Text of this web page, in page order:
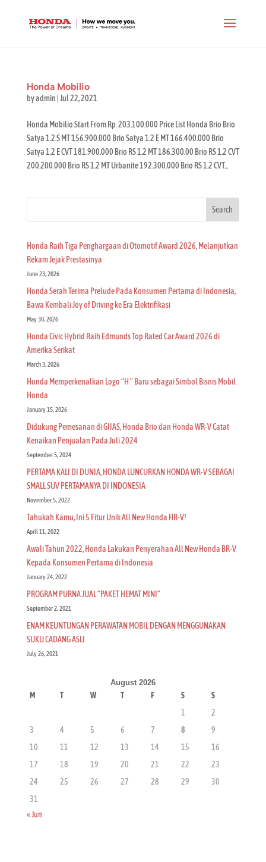
Honda Mobilio
byadmin Jul 22, 2021
Honda Mobilio Start From Rp. 203.100.000 Price List Honda Brio Brio
Satya 1.2 S MT 156.900.000 Brio Satya 1.2 E MT 166.400.000 Brio
Satya 1.2 E CVT 181.900.000 Brio RS 1.2 MT 186.300.00 Brio RS 1.2 CVT
200.200.000 Brio RS 1.2 MT Urbanite 192.300.000 Brio RS 1.2 CVT...
Search
Honda Raih Tiga Penghargaan di Otomotif Award 2026, Melanjutkan
Rekam Jejak Prestasinya
June 23, 2026
Honda Serah Terima Prelude Pada Konsumen Pertama di Indonesia,
Bawa Kembali Joy of Driving ke Era Elektrifikasi
May 30, 2026
Honda Civic Hybrid Raih Edmunds Top Rated Car Award 2026 di
Amerika Serikat
March 3, 2026
Honda Memperkenalkan Logo “H ” Baru sebagai Simbol Bisnis Mobil
Honda
January 15, 2026
Didukung Pemesanan di GIIAS, Honda Brio dan Honda WR-V Catat
Kenaikan Penjualan Pada Juli 2024
September 5, 2024
PERTAMA KALI DI DUNIA, HONDA LUNCURKAN HONDA WR-V SEBAGAI
SMALL SUV PERTAMANYA DI INDONESIA
November 5, 2022
Tahukah Kamu, Ini 5 Fitur Unik All New Honda HR-V!
April 11, 2022
Awali Tahun 2022, Honda Lakukan Penyerahan All New Honda BR-V
Kepada Konsumen Pertama di Indonesia
January 24, 2022
PROGRAM PURNA JUAL “PAKET HEMAT MINI”
September 2, 2021
ENAM KEUNTUNGAN PERAWATAN MOBIL DENGAN MENGGUNAKAN
SUKU CADANG ASLI
July 26, 2021
August 2026
M T W T F S
S
1
2
3
4 5 6 7 8
9
10
11 12 13 14 15
16
17
18 19 20 21 22
23
24
25 26 27 28 29
30
31
« Jun